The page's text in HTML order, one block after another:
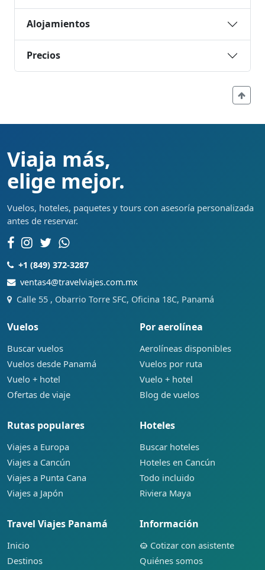
Alojamientos
Precios
Viaja más,
elige mejor.
Vuelos, hoteles, paquetes y tours con asesoría personalizada
antes de reservar.
+1 (849) 372-3287
ventas4@travelviajes.com.mx
Calle 55 , Obarrio Torre SFC, Oficina 18C, Panamá
Vuelos
Buscar vuelos
Vuelos desde Panamá
Vuelo + hotel
Ofertas de viaje
Por aerolínea
Aerolíneas disponibles
Vuelos por ruta
Vuelo + hotel
Blog de vuelos
Rutas populares
Viajes a Europa
Viajes a Cancún
Viajes a Punta Cana
Viajes a Japón
Hoteles
Buscar hoteles
Hoteles en Cancún
Todo incluido
Riviera Maya
Travel Viajes Panamá
Inicio
Destinos
Información
Cotizar con asistente
Quiénes somos